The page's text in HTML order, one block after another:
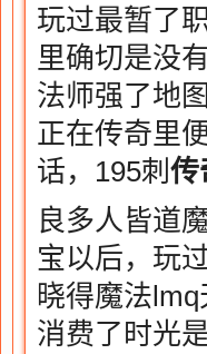
玩过最暂了
里确切是没
法师强了地
正在传奇里
话，195刺 传
良多人皆道
宝以后，玩
晓得魔法
消费了时光